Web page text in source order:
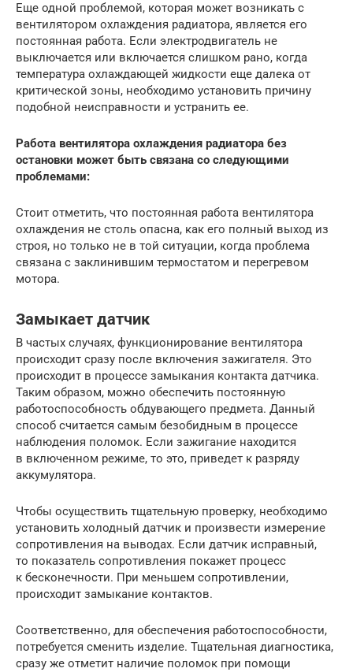
Еще одной проблемой, которая может возникать с
вентилятором охлаждения радиатора, является его
постоянная работа. Если электродвигатель не
выключается или включается слишком рано, когда
температура охлаждающей жидкости еще далека от
критической зоны, необходимо установить причину
подобной неисправности и устранить ее.
Работа вентилятора охлаждения радиатора без
остановки может быть связана со следующими
проблемами:
Стоит отметить, что постоянная работа вентилятора
охлаждения не столь опасна, как его полный выход из
строя, но только не в той ситуации, когда проблема
связана с заклинившим термостатом и перегревом
мотора.
Замыкает датчик
В частых случаях, функционирование вентилятора
происходит сразу после включения зажигателя. Это
происходит в процессе замыкания контакта датчика.
Таким образом, можно обеспечить постоянную
работоспособность обдувающего предмета. Данный
способ считается самым безобидным в процессе
наблюдения поломок. Если зажигание находится
в включенном режиме, то это, приведет к разряду
аккумулятора.
Чтобы осуществить тщательную проверку, необходимо
установить холодный датчик и произвести измерение
сопротивления на выводах. Если датчик исправный,
то показатель сопротивления покажет процесс
к бесконечности. При меньшем сопротивлении,
происходит замыкание контактов.
Соответственно, для обеспечения работоспособности,
потребуется сменить изделие. Тщательная диагностика,
сразу же отметит наличие поломок при помощи